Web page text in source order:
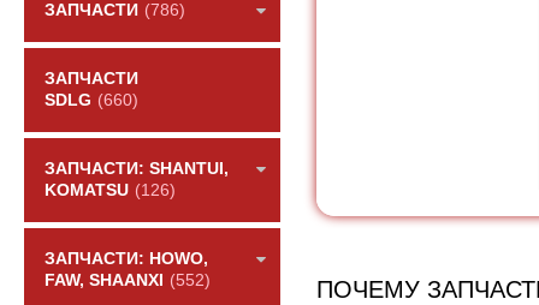
ЗАПЧАСТИ (786)
ЗАПЧАСТИ
SDLG (660)
ЗАПЧАСТИ: SHANTUI,
KOMATSU (126)
ЗАПЧАСТИ: HOWO,
FAW, SHAANXI
(552) ПОЧЕМУ